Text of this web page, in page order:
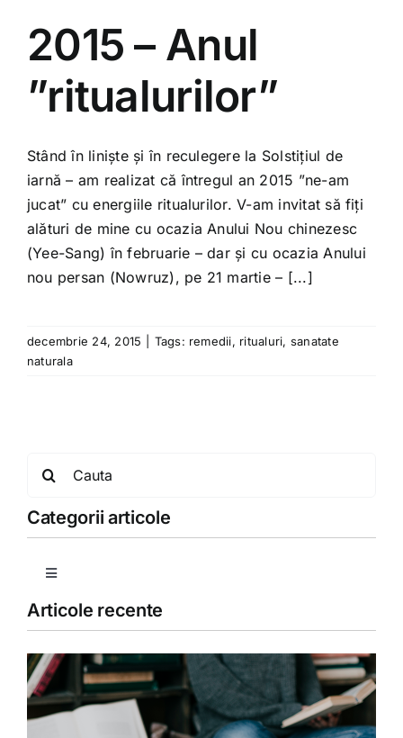
Tratamente naturale
2015 – Anul
”ritualurilor”
Stând în liniște și în reculegere la Solstițiul de
iarnă – am realizat că întregul an 2015 ”ne-am
jucat” cu energiile ritualurilor. V-am invitat să fiți
alături de mine cu ocazia Anului Nou chinezesc
(Yee-Sang) în februarie – dar și cu ocazia Anului
nou persan (Nowruz), pe 21 martie – [...]
decembrie 24, 2015 Tags: remedii, ritualuri, sanatate
naturala
Categorii articole
Toggle
Copii
Detoxifiere
Articole recente